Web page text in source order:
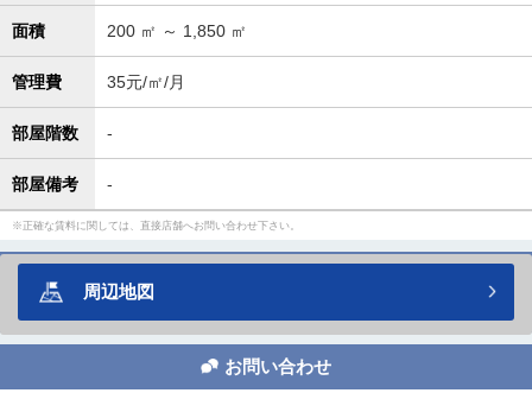
面積 200 ㎡ ～ 1,850 ㎡
管理費 35元/㎡/月
部屋階数 -
部屋備考 -
正確な賃料に関しては、直接店舗へお問い合わせ下さい。
周辺地図
お問い合わせ